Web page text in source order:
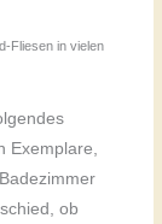
Fliesen in vielen
Exemplare,
ob